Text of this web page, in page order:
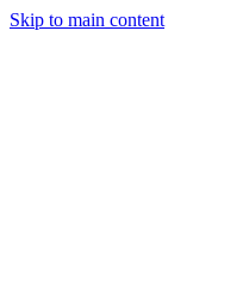
Skip to main content